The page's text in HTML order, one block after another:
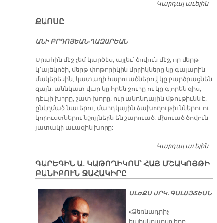
Կարդալ աւելին
ՔԱՈՍԸ
Ա­ՆԻ ԲՐԴՈ­ՅԵԱՆ-ՂԱԶ­ԱՐԵԱՆ
Սրահին մէջ չեմ կարծես, այլեւ՝ ծովուն մէջ, որ մերթ
կ՚ալեկոծի, մերթ փոթորիկին մրրիկները կը գալարին
մակերեսին, կատաղի հարուածներով կը բարձրացնեն
զայն, աննկատ վար կը հրեն ջուրը ու կը գլորեն զիս,
դէպի խորը, շատ խորը, ուր անդնդային մթութիւնն է,
ընկղմած նաւերու, մարդկային ձախողութիւններու ու
կորուստներու նշոյլներն են շարուած, մխուած ծովուն
յատակի աւազին խորը:
Կարդալ աւելին
ԳԱՐԵԳԻՆ Ա. ԿԱԹՈՂԻԿՈՍ՝ ՀԱՅ ՄՇԱԿՈՅԹԻ
ԲԱՆԻԲՈՒՆ ՋԱՀԱԿԻՐԸ
Ա­ԼԵՔՍ ՍՐԿ. ԳԱ­ԼԱՅ­ՃԵԱՆ
«Ձեռնադրիչ